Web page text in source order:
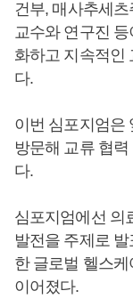
건부, 매사추세
교수와 연구진
화하고 지속적인
다.
이번 심포지엄은
방문해 교류 협
다.
심포지엄에선 의
발전을 주제로
한 글로벌 헬스케
이어졌다.